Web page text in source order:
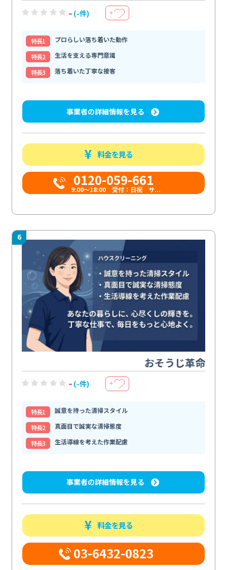
- (-件) ＋
特⻑1
プロらしい落ち着いた動作
特⻑2
生活を支える専門意識
特⻑3
落ち着いた丁寧な接客
事業者の詳細情報を見る
料金を見る
0120-059-661
9:00〜18:00 受付：日祝 サ...
6
おそうじ革命
- (-件) ＋
特⻑1
誠意を持った清掃スタイル
特⻑2
真面目で誠実な清掃態度
特⻑3
生活導線を考えた作業配慮
事業者の詳細情報を見る
料金を見る
03-6432-0823